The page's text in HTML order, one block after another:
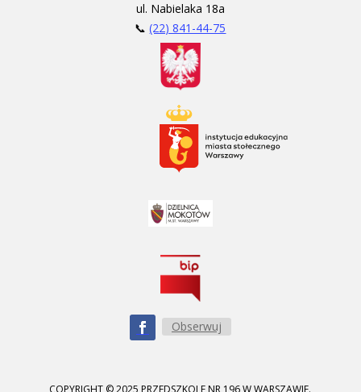
ul. Nabielaka 18a
📞(22) 841-44-75
Obserwuj